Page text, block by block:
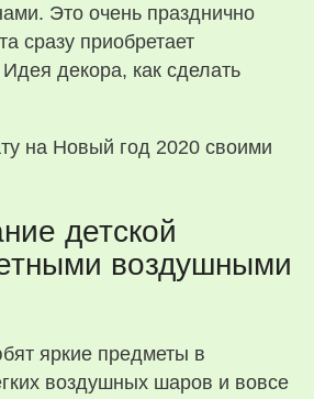
Это очень празднично
сразу приобретает
декора, как сделать
детской
воздушными
яркие предметы в
воздушных шаров и вовсе